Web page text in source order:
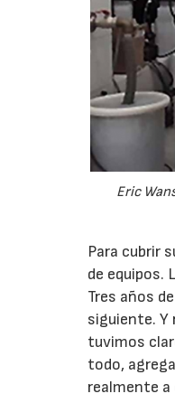
Eric
Para cubrir
de equipos.
Tres años
siguiente. Y
tuvimos
todo,
realmente a